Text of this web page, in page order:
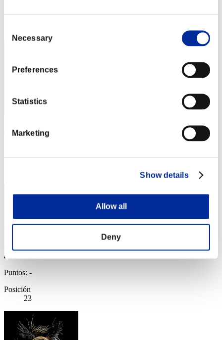
Selection
Necessary
Preferences
Statistics
Marketing
Show details
Allow all
Deny
Billy
Puntos: -
Posición
23